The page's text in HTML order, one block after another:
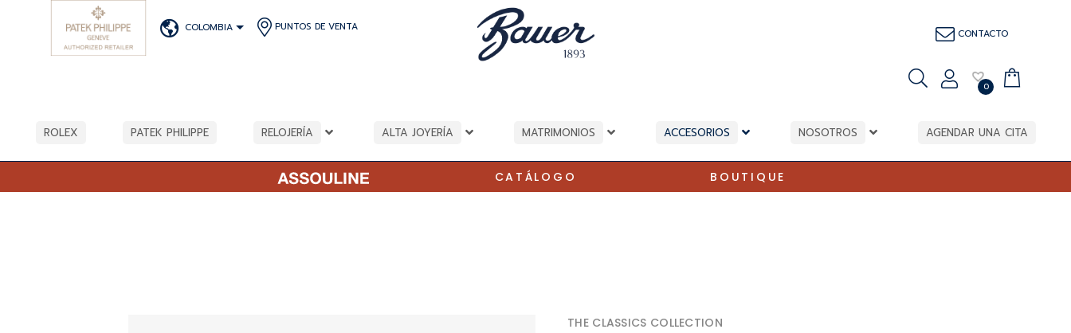
COLOMBIA PUNTOS DE VENTA
CONTACTO
0
ROLEX PATEK PHILIPPE RELOJERÍA ALTA JOYERÍA MATRIMONIOS ACCESORIOS NOSOTROS AGENDAR UNA CITA
CATÁLOGO BOUTIQUE
THE CLASSICS COLLECTION